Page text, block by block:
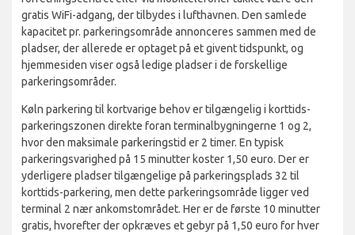
gratis WiFi-adgang, der tilbydes i lufthavnen. Den samlede
kapacitet pr. parkeringsområde annonceres sammen med de
pladser, der allerede er optaget på et givent tidspunkt, og
hjemmesiden viser også ledige pladser i de forskellige
parkeringsområder.
Køln parkering til kortvarige behov er tilgængelig i korttids-
parkeringszonen direkte foran terminalbygningerne 1 og 2,
hvor den maksimale parkeringstid er 2 timer. En typisk
parkeringsvarighed på 15 minutter koster 1,50 euro. Der er
yderligere pladser tilgængelige på parkeringsplads 32 til
korttids-parkering, men dette parkeringsområde ligger ved
terminal 2 nær ankomstområdet. Her er de første 10 minutter
gratis, hvorefter der opkræves et gebyr på 1,50 euro for hver